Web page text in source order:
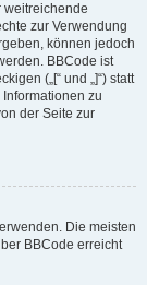
weitreichende
zur Verwendung
können jedoch
BBCode ist
(„[“ und „]“) statt
Informationen zu
der Seite zur
Die meisten
BBCode erreicht